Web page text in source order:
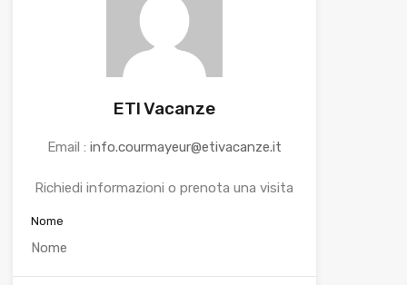
ETI Vacanze
Email : info.courmayeur@etivacanze.it
Richiedi informazioni o prenota una visita
Nome